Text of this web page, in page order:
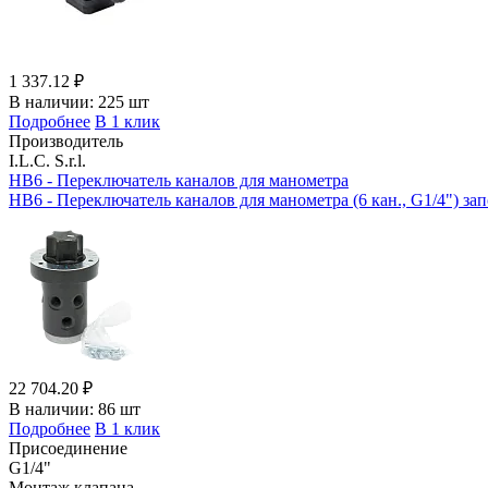
1 337.12 ₽
В наличии: 225 шт
Подробнее В 1 клик
Производитель
I.L.C. S.r.l.
HB6 - Переключатель каналов для манометра
HB6 - Переключатель каналов для манометра (6 кан., G1/4")
22 704.20 ₽
В наличии: 86 шт
Подробнее В 1 клик
Присоединение
G1/4"